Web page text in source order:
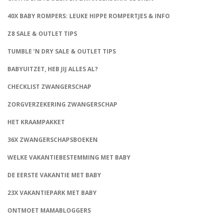
40X BABY ROMPERS: LEUKE HIPPE ROMPERTJES & INFO
Z8 SALE & OUTLET TIPS
TUMBLE ‘N DRY SALE & OUTLET TIPS
BABYUITZET, HEB JIJ ALLES AL?
CHECKLIST ZWANGERSCHAP
ZORGVERZEKERING ZWANGERSCHAP
HET KRAAMPAKKET
36X ZWANGERSCHAPSBOEKEN
WELKE VAKANTIEBESTEMMING MET BABY
DE EERSTE VAKANTIE MET BABY
23X VAKANTIEPARK MET BABY
ONTMOET MAMABLOGGERS